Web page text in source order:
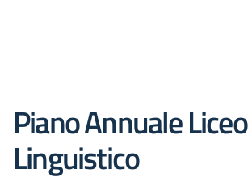
Piano Annuale Liceo
Linguistico